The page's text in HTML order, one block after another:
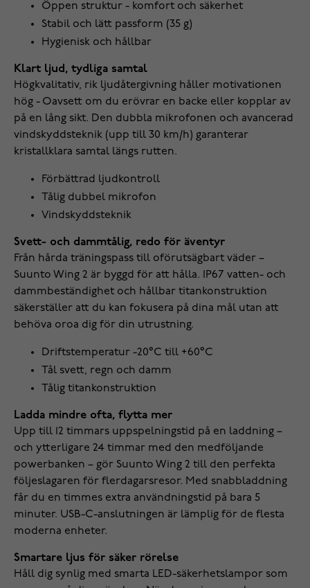
Öppen struktur - komfort och säkerhet
Stabil och lätt passform (35 g)
Hygienisk och hållbar
Klart ljud, tydliga samtal
Högkvalitativ, rik ljudåtergivning håller motivationen
hög - Oavsett om du erövrar en backe eller kopplar av
på en lång sikt. Den dubbla mikrofonen och avancerad
vindskyddsteknik (upp till 30 km/h) garanterar
kristallklara samtal längs rutten.
Förbättrad ljudkontroll
Tålig dubbel mikrofon
Vindskyddsteknik
Svett- och dammtålig, redo för äventyr
Från hårda träningspass till oförutsägbart väder –
Suunto Wing 2 är byggd för att hålla. IP67 vatten- och
dammbeständighet och hållbar titankonstruktion
säkerställer att du kan fokusera på dina mål utan att
behöva oroa dig för din utrustning.
Driftstemperatur -20°C till +60°C
Tål svett, regn och damm
Tålig titankonstruktion
Ladda mindre ofta, flytta mer
Upp till 12 timmars uppspelningstid på en laddning –
och ytterligare 24 timmar med den medföljande
powerbanken – gör Suunto Wing 2 till den perfekta
följeslagaren för flerdagarsresor. Med snabbladdning
får du en timmes extra användningstid på bara 5
minuter. USB-C-anslutningen är lämplig för de flesta
moderna enheter.
Smartare ljus för säker rörelse
Håll dig synlig med smarta LED-säkerhetslampor som